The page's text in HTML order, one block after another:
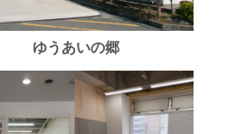
ゆうあいの郷